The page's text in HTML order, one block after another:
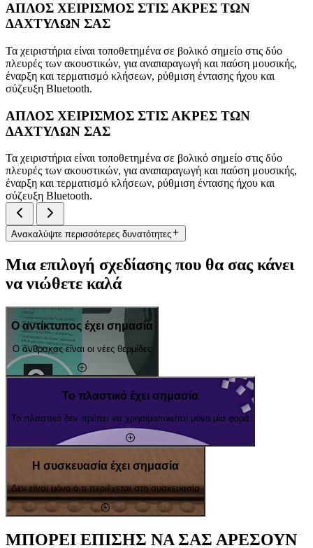
ΑΠΛΟΣ ΧΕΙΡΙΣΜΟΣ ΣΤΙΣ ΑΚΡΕΣ ΤΩΝ
ΔΑΧΤΥΛΩΝ ΣΑΣ
Τα χειριστήρια είναι τοποθετημένα σε βολικό σημείο στις δύο
πλευρές των ακουστικών, για αναπαραγωγή και παύση μουσικής,
έναρξη και τερματισμό κλήσεων, ρύθμιση έντασης ήχου και
σύζευξη Bluetooth.
ΑΠΛΟΣ ΧΕΙΡΙΣΜΟΣ ΣΤΙΣ ΑΚΡΕΣ ΤΩΝ
ΔΑΧΤΥΛΩΝ ΣΑΣ
Τα χειριστήρια είναι τοποθετημένα σε βολικό σημείο στις δύο
πλευρές των ακουστικών, για αναπαραγωγή και παύση μουσικής,
έναρξη και τερματισμό κλήσεων, ρύθμιση έντασης ήχου και
σύζευξη Bluetooth.
Ανακαλύψτε περισσότερες δυνατότητες
Μια επιλογή σχεδίασης που θα σας κάνει
να νιώθετε καλά
Ο αντίκτυπος έχει σημασία
Ο άνθρακας είναι οι νέες θερμίδες
Το πλαστικό έχει σημασία
Το πλαστικό δεν πρέπει να χρησιμοποιείται μόνο μία φορά
Η συσκευασία έχει σημασία
Δεν είναι μόνο ό,τι περιέχεται στη συσκευασία
ΜΠΟΡΕΙ ΕΠΙΣΗΣ ΝΑ ΣΑΣ ΑΡΕΣΟΥΝ